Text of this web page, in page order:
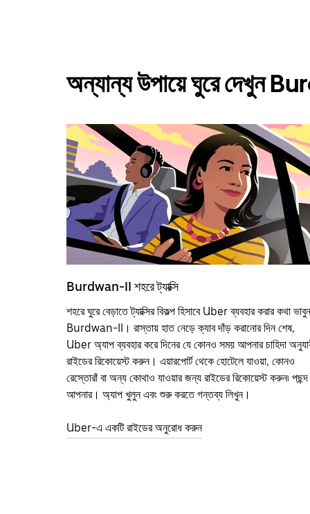
অন্যান্য উপায়ে ঘুরে দেখুন
Burdwan-II শহরে ট্যাক্সি
শহরে ঘুরে বেড়াতে ট্যাক্সির বিকল্প হিসাবে Uber ব্যবহার করার কথা ভাবুন
Burdwan-II। রাস্তায় হাত নেড়ে ক্যাব দাঁড় করানোর দিন শেষ,
Uber অ্যাপ ব্যবহার করে দিনের যে কোনও সময় আপনার চাহিদা
রাইডের রিকোয়েস্ট করুন। এয়ারপোর্ট থেকে হোটেলে যাওয়া, কোনও
রেস্তোরাঁ বা অন্য কোথাও যাওয়ার জন্য রাইডের রিকোয়েস্ট করুন৷ পছন্দ
আপনার। অ্যাপ খুলুন এবং শুরু করতে গন্তব্য লিখুন।
Uber-এ একটি রাইডের অনুরোধ করুন